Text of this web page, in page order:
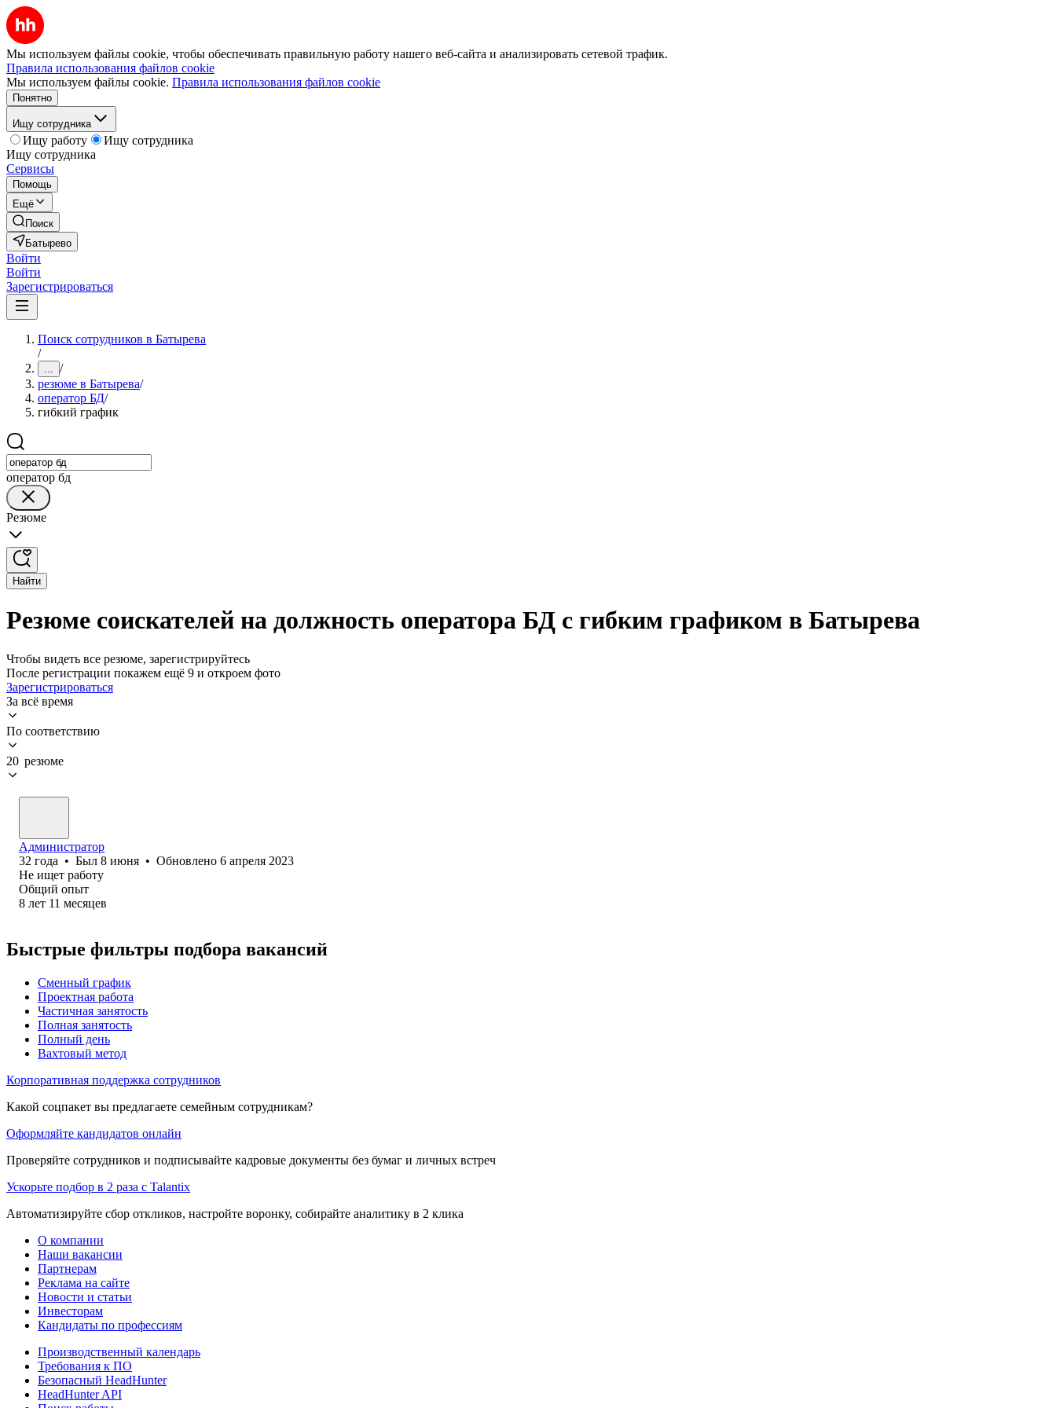
Мы используем файлы cookie, чтобы обеспечивать правильную работу нашего веб-сайта и анализировать сетевой трафик.
Правила использования файлов cookie
Мы используем файлы cookie. Правила использования файлов cookie
Понятно
Ищу сотрудника
Ищу работу
Ищу сотрудника
Ищу сотрудника
Сервисы
Помощь
Ещё
Поиск
Батырево
Войти
Войти
Зарегистрироваться
Поиск сотрудников в Батырева
/
... /
резюме в Батырева/
оператор БД/
гибкий график
оператор бд
Резюме
Найти
Резюме соискателей на должность оператора БД с гибким графиком в Батырева
Чтобы видеть все резюме, зарегистрируйтесь
После регистрации покажем ещё 9 и откроем фото
Зарегистрироваться
За всё время
По соответствию
20 резюме
Администратор
32 года • Был 8 июня • Обновлено 6 апреля 2023
Не ищет работу
Общий опыт
8 лет 11 месяцев
Быстрые фильтры подбора вакансий
Сменный график
Проектная работа
Частичная занятость
Полная занятость
Полный день
Вахтовый метод
Корпоративная поддержка сотрудников
Какой соцпакет вы предлагаете семейным сотрудникам?
Оформляйте кандидатов онлайн
Проверяйте сотрудников и подписывайте кадровые документы без бумаг и личных встреч
Ускорьте подбор в 2 раза с Talantix
Автоматизируйте сбор откликов, настройте воронку, собирайте аналитику в 2 клика
О компании
Наши вакансии
Партнерам
Реклама на сайте
Новости и статьи
Инвесторам
Кандидаты по профессиям
Производственный календарь
Требования к ПО
Безопасный HeadHunter
HeadHunter API